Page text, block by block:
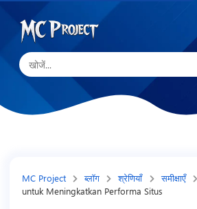
MC Project ब्लॉग श्रेणियाँ समीक्षाएँ
untuk Meningkatkan Performa Situs
Project
Official
Store
डिजिटल
फ्रीलांस